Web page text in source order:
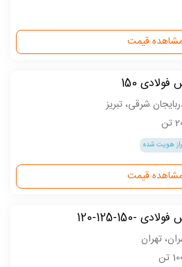
قیمت
150
شرقی، تبریز
هویت شده
قیمت
-150-125-120
تهران
تن